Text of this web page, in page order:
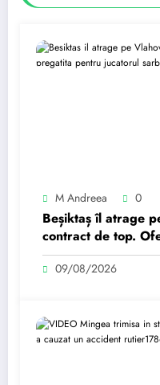
M Andreea 0
Beșiktaș îl atrage
contract de top.
jucătorul sârbu.
09/08/2026